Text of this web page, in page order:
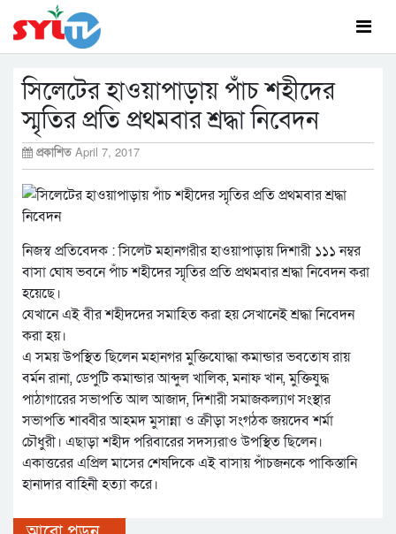
সিলেটের হাওয়াপাড়ায় পাঁচ শহীদের
স্মৃতির প্রতি প্রথমবার শ্রদ্ধা নিবেদন
প্রকাশিত April 7, 2017
নিজস্ব প্রতিবেদক : সিলেট মহানগরীর হাওয়াপাড়ায় দিশারী ১১১ নম্বর
বাসা ঘোষ ভবনে পাঁচ শহীদের স্মৃতির প্রতি প্রথমবার শ্রদ্ধা নিবেদন করা
হয়েছে।
যেখানে এই বীর শহীদদের সমাহিত করা হয় সেখানেই শ্রদ্ধা নিবেদন
করা হয়।
এ সময় উপস্থিত ছিলেন মহানগর মুক্তিযোদ্ধা কমান্ডার ভবতোষ রায়
বর্মন রানা, ডেপুটি কমান্ডার আব্দুল খালিক, মনাফ খান, মুক্তিযুদ্ধ
পাঠাগারের সভাপতি আল আজাদ, দিশারী সমাজকল্যাণ সংস্থার
সভাপতি শাব্বীর আহমদ মুসান্না ও ক্রীড়া সংগঠক জয়দেব শর্মা
চৌধুরী। এছাড়া শহীদ পরিবারের সদস্যরাও উপস্থিত ছিলেন।
একাত্তরের এপ্রিল মাসের শেষদিকে এই বাসায় পাঁচজনকে পাকিস্তানি
হানাদার বাহিনী হত্যা করে।